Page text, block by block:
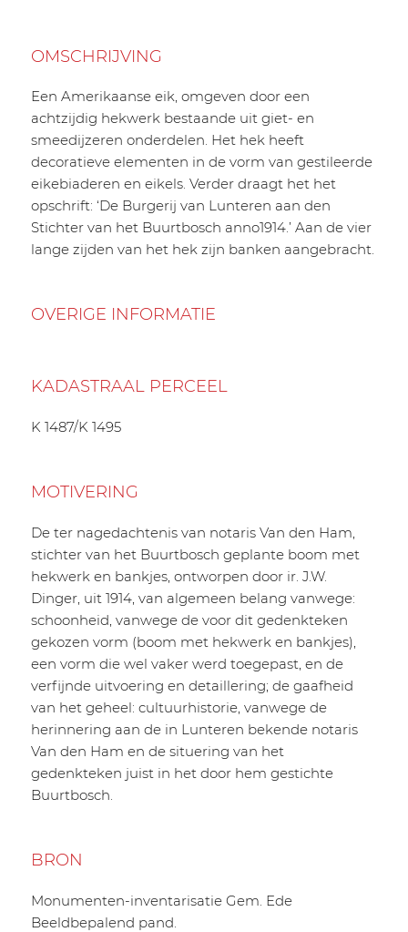
OMSCHRIJVING
Een Amerikaanse eik, omgeven door een
achtzijdig hekwerk bestaande uit giet- en
smeedijzeren onderdelen. Het hek heeft
decoratieve elementen in de vorm van gestileerde
eikebiaderen en eikels. Verder draagt het het
opschrift: ‘De Burgerij van Lunteren aan den
Stichter van het Buurtbosch anno1914.’ Aan de vier
lange zijden van het hek zijn banken aangebracht.
OVERIGE INFORMATIE
KADASTRAAL PERCEEL
K 1487/K 1495
MOTIVERING
De ter nagedachtenis van notaris Van den Ham,
stichter van het Buurtbosch geplante boom met
hekwerk en bankjes, ontworpen door ir. J.W.
Dinger, uit 1914, van algemeen belang vanwege:
schoonheid, vanwege de voor dit gedenkteken
gekozen vorm (boom met hekwerk en bankjes),
een vorm die wel vaker werd toegepast, en de
verfijnde uitvoering en detaillering; de gaafheid
van het geheel: cultuurhistorie, vanwege de
herinnering aan de in Lunteren bekende notaris
Van den Ham en de situering van het
gedenkteken juist in het door hem gestichte
Buurtbosch.
BRON
Monumenten-inventarisatie Gem. Ede
Beeldbepalend pand.